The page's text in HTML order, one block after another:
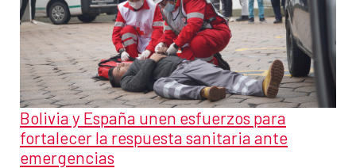
Bolivia y España unen esfuerzos para
fortalecer la respuesta sanitaria ante
emergencias